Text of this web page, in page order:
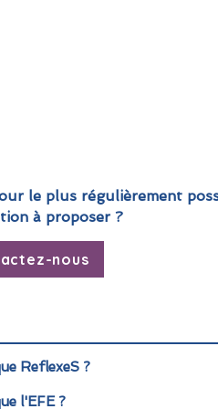
le plus régulièrement
à proposer ?
nous
ReflexeS ?
l'EFE ?